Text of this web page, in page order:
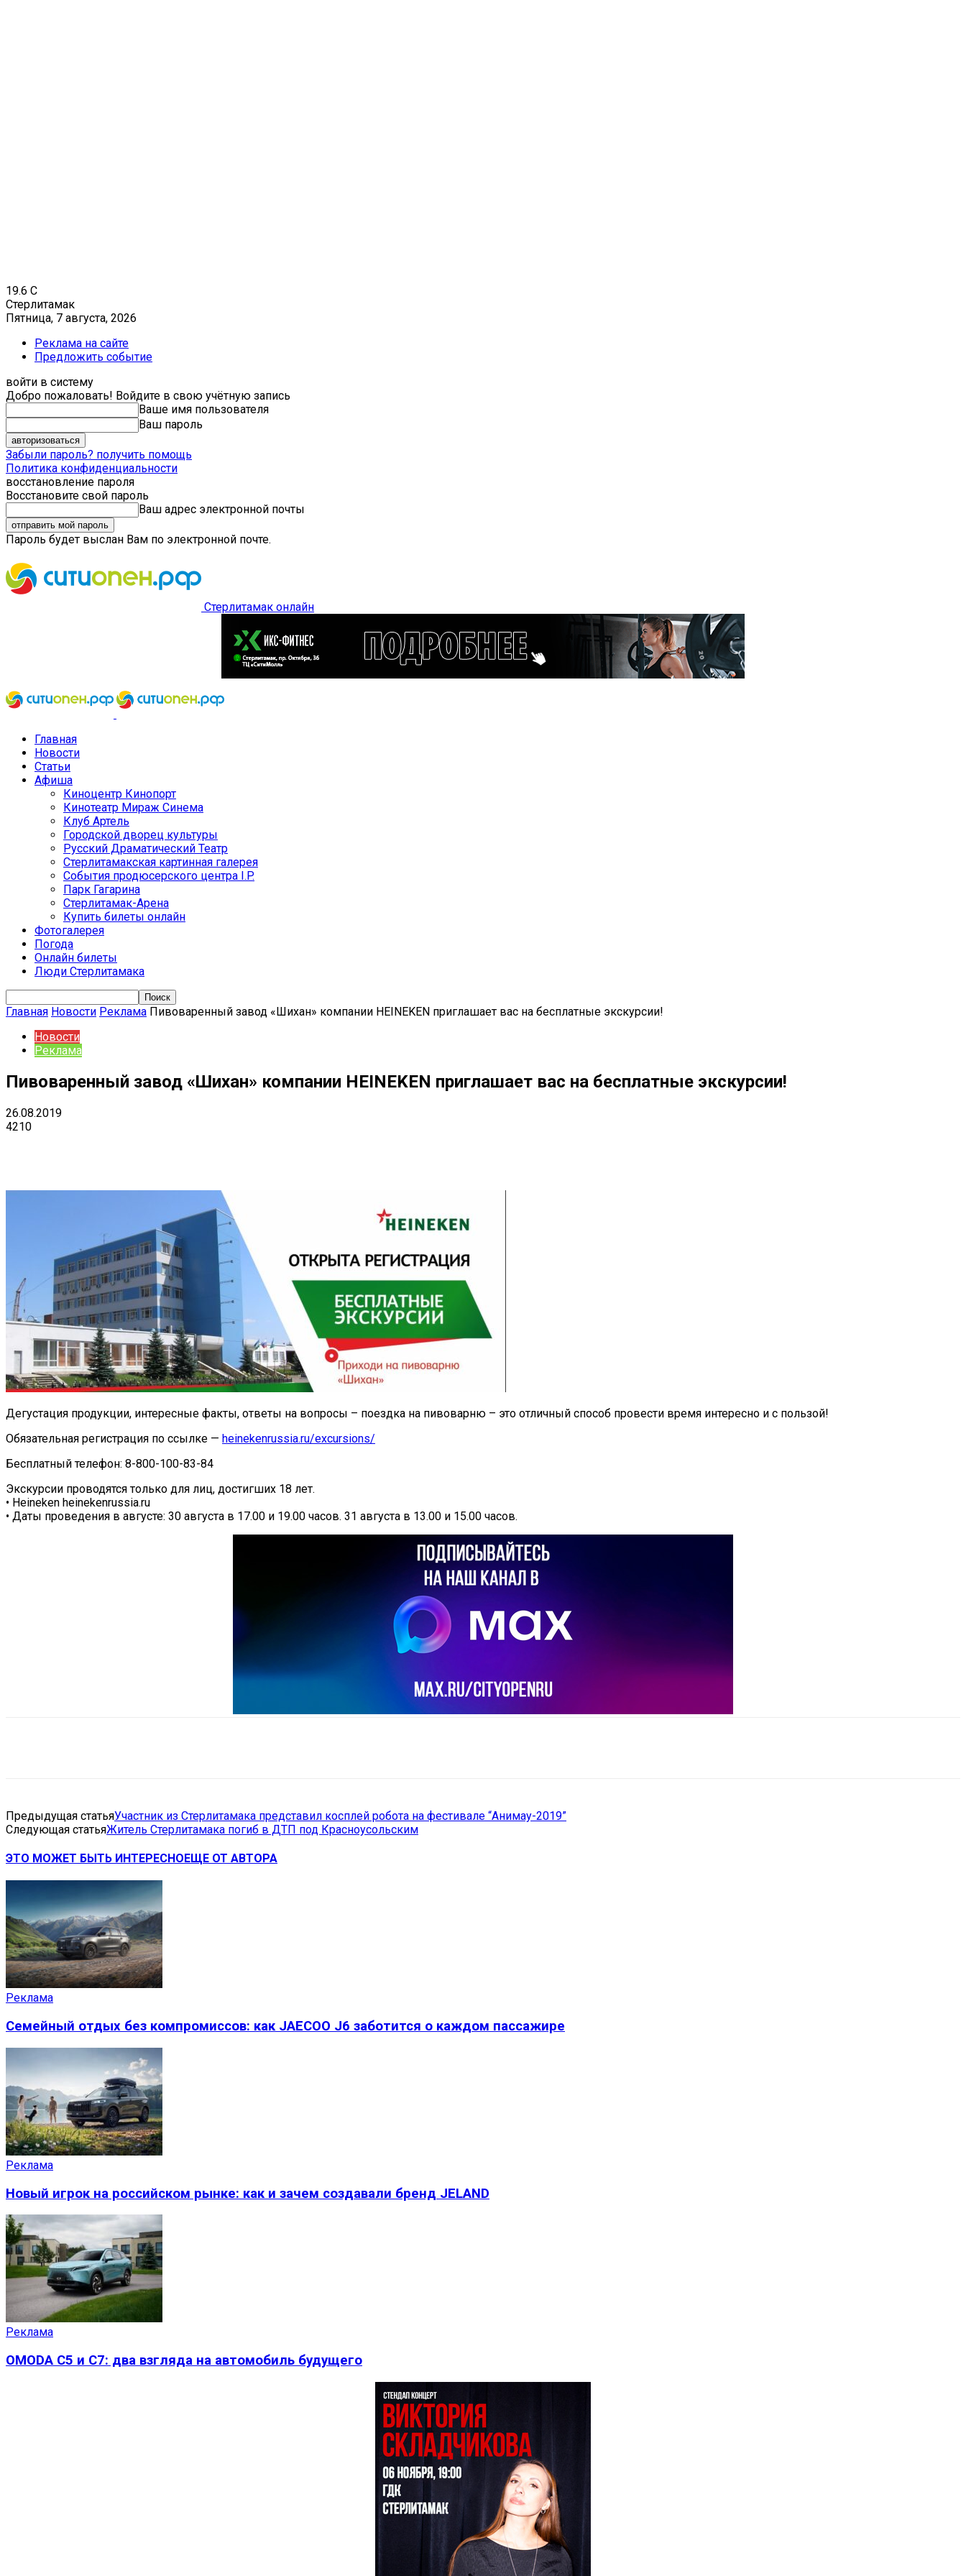
19.6 C
Стерлитамак
Пятница, 7 августа, 2026
Реклама на сайте
Предложить событие
войти в систему
Добро пожаловать! Войдите в свою учётную запись
Ваше имя пользователя
Ваш пароль
Забыли пароль? получить помощь
Политика конфиденциальности
восстановление пароля
Восстановите свой пароль
Ваш адрес электронной почты
Пароль будет выслан Вам по электронной почте.
Стерлитамак онлайн
Главная
Новости
Статьи
Афиша
Киноцентр Кинопорт
Кинотеатр Мираж Синема
Клуб Артель
Городской дворец культуры
Русский Драматический Театр
Стерлитамакская картинная галерея
События продюсерского центра I.P.
Парк Гагарина
Стерлитамак-Арена
Купить билеты онлайн
Фотогалерея
Погода
Онлайн билеты
Люди Стерлитамака
Главная Новости Реклама Пивоваренный завод «Шихан» компании HEINEKEN приглашает вас на бесплатные экскурсии!
Новости
Реклама
Пивоваренный завод «Шихан» компании HEINEKEN приглашает вас на бесплатные экскурсии!
26.08.2019
4210
Дегустация продукции, интересные факты, ответы на вопросы – поездка на пивоварню – это отличный способ провести время интересно и с пользой!
Обязательная регистрация по ссылке — heinekenrussia.ru/excursions/
Бесплатный телефон: 8-800-100-83-84
Экскурсии проводятся только для лиц, достигших 18 лет.
• Heineken heinekenrussia.ru
• Даты проведения в августе: 30 августа в 17.00 и 19.00 часов. 31 августа в 13.00 и 15.00 часов.
Предыдущая статьяУчастник из Стерлитамака представил косплей робота на фестивале “Анимау-2019”
Следующая статьяЖитель Стерлитамака погиб в ДТП под Красноусольским
ЭТО МОЖЕТ БЫТЬ ИНТЕРЕСНОЕЩЕ ОТ АВТОРА
Реклама
Семейный отдых без компромиссов: как JAECOO J6 заботится о каждом пассажире
Реклама
Новый игрок на российском рынке: как и зачем создавали бренд JELAND
Реклама
OMODA C5 и C7: два взгляда на автомобиль будущего